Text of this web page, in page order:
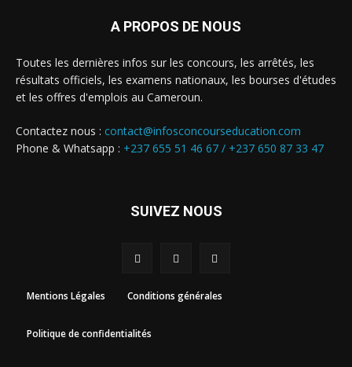
A PROPOS DE NOUS
Toutes les dernières infos sur les concours, les arrêtés, les
résultats officiels, les examens nationaux, les bourses d'études
et les offres d'emplois au Cameroun.
Contactez nous : contact@infosconcourseducation.com
Phone & Whatsapp : +237 655 51 46 67 / +237 650 87 33 47
SUIVEZ NOUS
Mentions Légales Conditions générales
Politique de confidentialités